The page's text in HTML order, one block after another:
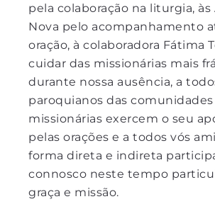
pela colaboração na liturgia, às
Nova pelo acompanhamento
oração, à colaboradora Fátima
cuidar das missionárias mais
durante nossa ausência, a
paroquianos das
missionárias exercem o seu
pelas orações e a todos vós
forma direta e indireta
connosco neste tempo
graça e missão.